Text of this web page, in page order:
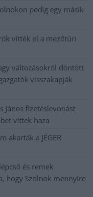
pedig egy másik
vitték el a mezőtúri
változásokról döntött
visszakapják
János fizetéslevonást
vittek haza
akarták a JÉGER
és remek
hogy Szolnok mennyire